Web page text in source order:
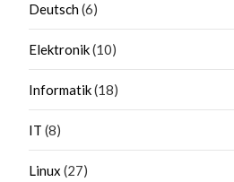
Deutsch(6)
Elektronik(10)
Informatik(18)
IT (8)
Linux (27)